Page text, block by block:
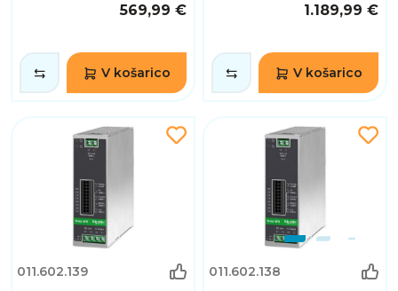
569,99 €
V košarico
1.189,99 €
V košarico
011.602.139 011.602.138